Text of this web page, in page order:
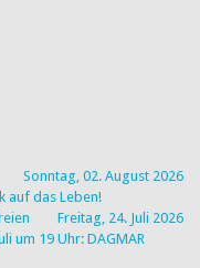
Sonntag, 02. August 2026
auf das Leben!
Freitag, 24. Juli 2026
um 19 Uhr: DAGMAR